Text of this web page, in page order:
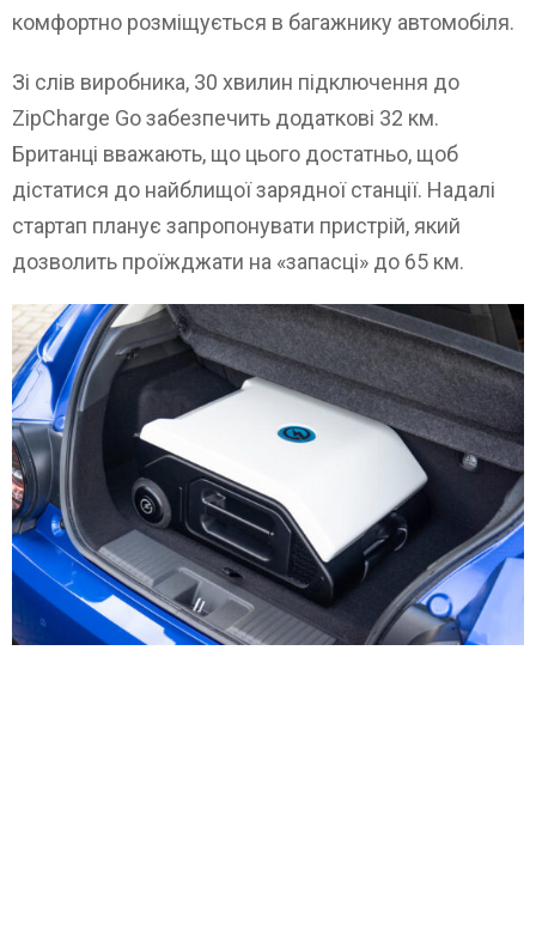
комфортно розміщується в багажнику автомобіля.
Зі слів виробника, 30 хвилин підключення до
ZipCharge Go забезпечить додаткові 32 км.
Британці вважають, що цього достатньо, щоб
дістатися до найблищої зарядної станції. Надалі
стартап планує запропонувати пристрій, який
дозволить проїжджати на «запасці» до 65 км.